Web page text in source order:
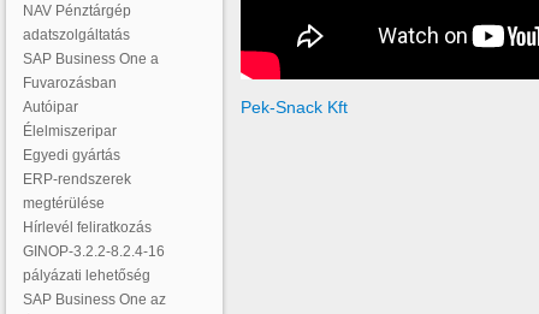
Pek-Snack Kft
NAV Pénztárgép
adatszolgáltatás
SAP Business One a
Fuvarozásban
Autóipar
Élelmiszeripar
Egyedi gyártás
ERP-rendszerek
megtérülése
Hírlevél feliratkozás
GINOP-3.2.2-8.2.4-16
pályázati lehetőség
SAP Business One az